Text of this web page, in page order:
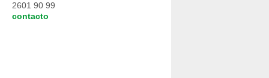
2601 90 99
contacto